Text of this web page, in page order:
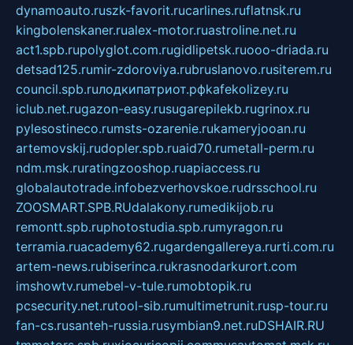
dynamoauto.ruszk-favorit.rucarlines.ruflatnsk.ru
kingbolenskaner.rualex-motor.ruastroline.net.ru
act1.spb.rupolyglot.com.rugidlipetsk.ruooo-driada.ru
detsad125.rumir-zdoroviya.rubruslanovo.rusiterem.ru
council.spb.ruлодкипатриот.рфkafekolizey.ru
iclub.net.rugazon-easy.rusugarepilekb.rugrinox.ru
pylesostineco.rumsts-ozarenie.rukameryjooan.ru
artemovskij.rudopler.spb.ruaid70.rumetall-perm.ru
ndm.msk.ruratingzooshop.ruapiaccess.ru
globalautotrade.infobezverhovskoe.rudrsschool.ru
ZOOSMART.SPB.RUdalakony.rumedikijob.ru
remontt.spb.ruphotostudia.spb.rumyragon.ru
terramia.ruacademy62.rugardengallereya.rurti.com.ru
artem-news.rubiserinca.rukrasnodarkurort.com
imshowtv.rumebel-v-tule.rumobtopik.ru
pcsecurity.net.rutool-sib.rumultimetrunit.rusp-tour.ru
fan-cs.rusanteh-russia.rusymbian9.net.ruDSHAIR.RU